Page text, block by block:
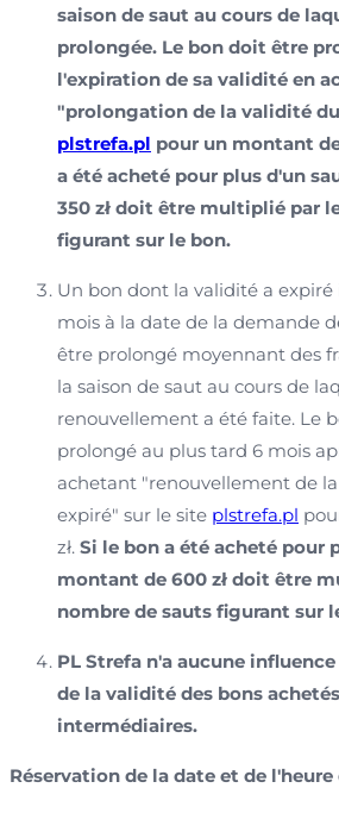
saison de saut au cours de
prolongée. Le bon doit être
l'expiration de sa validité en
"prolongation de la validité
plstrefa.pl pour un montant
a été acheté pour plus d'un
350 zł doit être multiplié par
figurant sur le bon.
Un bon dont la validité a expiré
mois à la date de la demande
être prolongé moyennant des
la saison de saut au cours de
renouvellement a été faite. Le
prolongé au plus tard 6 mois
achetant "renouvellement de
expiré" sur le site plstrefa.pl
zł. Si le bon a été acheté pour
montant de 600 zł doit être
nombre de sauts figurant sur
PL Strefa n'a aucune
de la validité des bons
intermédiaires.
Réservation de la date et de l'heure